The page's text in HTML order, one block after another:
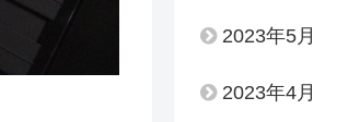
2023年5月
2023年4月